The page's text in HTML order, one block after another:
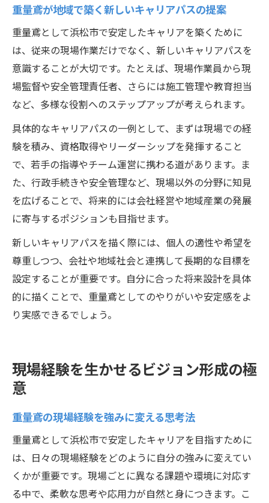
重量鳶が地域で築く新しいキャリアパスの提案
重量鳶として浜松市で安定したキャリアを築くために
は、従来の現場作業だけでなく、新しいキャリアパスを
意識することが大切です。たとえば、現場作業員から現
場監督や安全管理責任者、さらには施工管理や教育担当
など、多様な役割へのステップアップが考えられます。
具体的なキャリアパスの一例として、まずは現場での経
験を積み、資格取得やリーダーシップを発揮すること
で、若手の指導やチーム運営に携わる道があります。ま
た、行政手続きや安全管理など、現場以外の分野に知見
を広げることで、将来的には会社経営や地域産業の発展
に寄与するポジションも目指せます。
新しいキャリアパスを描く際には、個人の適性や希望を
尊重しつつ、会社や地域社会と連携して長期的な目標を
設定することが重要です。自分に合った将来設計を具体
的に描くことで、重量鳶としてのやりがいや安定感をよ
り実感できるでしょう。
現場経験を生かせるビジョン形成の極
意
重量鳶の現場経験を強みに変える思考法
重量鳶として浜松市で安定したキャリアを目指すために
は、日々の現場経験をどのように自分の強みに変えてい
くかが重要です。現場ごとに異なる課題や環境に対応す
る中で、柔軟な思考や応用力が自然と身につきます。こ